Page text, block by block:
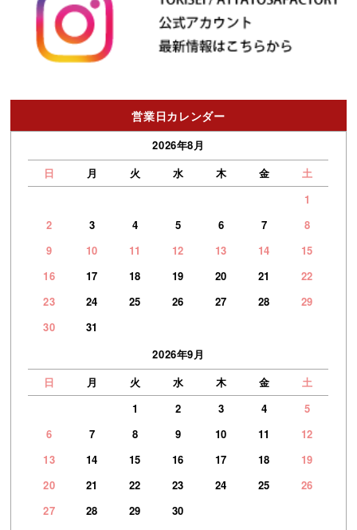
営業日カレンダー
2026年8月
日
月 火 水 木 金
土
1
2
3 4 5 6 7
8
9
10 11 12 13 14
15
16
17 18 19 20 21
22
23
24 25 26 27 28
29
30
31
2026年9月
日
月 火 水 木 金
土
1
2 3 4
5
6
7 8 9 10 11
12
13
14 15 16 17 18
19
20
21 22 23 24 25
26
27
28 29 30